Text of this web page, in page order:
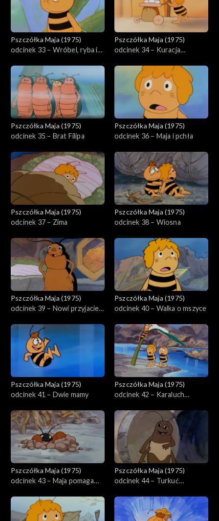
Pszczółka Maja (1975)
odcinek 33 – Wróbel, ryba i
Pszczółka Maja (1975)
odcinek 34 – Kuracja
Pszczółka Maja (1975)
odcinek 35 – Brat Filipa
Pszczółka Maja (1975)
odcinek 36 – Maja i pchła
Pszczółka Maja (1975)
odcinek 37 – Zima
Pszczółka Maja (1975)
odcinek 38 – Wiosna
Pszczółka Maja (1975)
odcinek 39 – Nowi przyjaciele
Pszczółka Maja (1975)
odcinek 40 – Walka o mszyce
Pszczółka Maja (1975)
odcinek 41 – Dwie mamy
Pszczółka Maja (1975)
odcinek 42 – Karaluch
Pszczółka Maja (1975)
odcinek 43 – Maja pomaga
Pszczółka Maja (1975)
odcinek 44 – Turkuć